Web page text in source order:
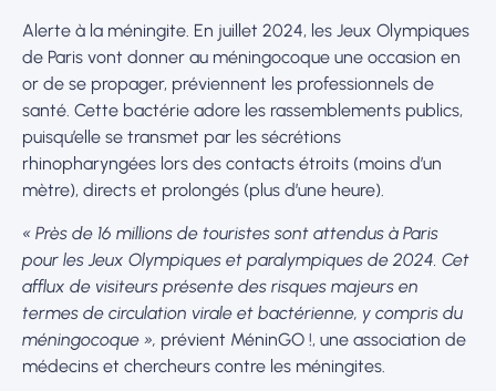
Alerte à la méningite. En juillet 2024, les Jeux Olympiques
de Paris vont donner au méningocoque une occasion en
or de se propager, préviennent les professionnels de
santé. Cette bactérie adore les rassemblements publics,
puisqu’elle se transmet par les sécrétions
rhinopharyngées lors des contacts étroits (moins d’un
mètre), directs et prolongés (plus d’une heure).
« Près de 16 millions de touristes sont attendus à Paris
pour les Jeux Olympiques et paralympiques de 2024. Cet
afflux de visiteurs présente des risques majeurs en
termes de circulation virale et bactérienne, y compris du
méningocoque », prévient MéninGO !, une association de
médecins et chercheurs contre les méningites.